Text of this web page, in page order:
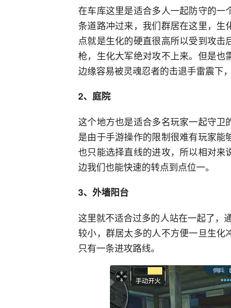
在车库这里是适合多人一起防守的
条道路冲过来，我们群居在这里，
点就是生化的硬直很高所以受到攻
枪，生化大军绝对攻不上来。但是
边缘容易被灵魂忍者的击退手雷震下
2、庭院
这个地方也是适合多名玩家一起守卫
是由于手游操作的限制很难有玩家
也只能选择直线的进攻，所以相对
边我们也能快速的转点到点位一。
3、外墙阳台
这里就不适合过多的人站在一起了，
较小，群居太多的人不方便一旦生
只有一条进攻路线。